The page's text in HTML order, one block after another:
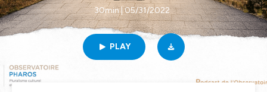
30min | 05/31/2022
PLAY